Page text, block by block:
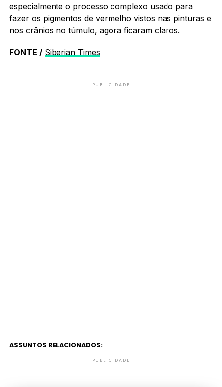
especialmente o processo complexo usado para
fazer os pigmentos de vermelho vistos nas pinturas e
nos crânios no túmulo, agora ficaram claros.
FONTE / Siberian Times
PUBLICIDADE
ASSUNTOS RELACIONADOS:
PUBLICIDADE